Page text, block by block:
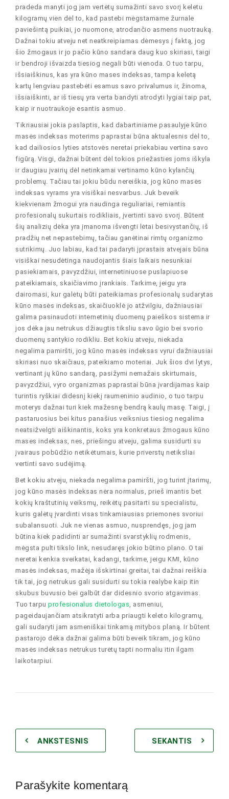
pradeda manyti jog jam vertėtų sumažinti savo svorį keletu
kilogramų vien dėl to, kad pastebi mėgstamame žurnale
paviešintą puikiai, jo nuomone, atrodančio asmens nuotrauką.
Dažnai tokiu atveju net neatkreipiamas dėmesys į faktą, jog
šio žmogaus ir jo pačio kūno sandara daug kuo skiriasi, taigi
ir bendroji išvaizda tiesiog negali būti vienoda. O tuo tarpu,
išsiaiškinus, kas yra kūno mases indeksas, tampa keletą
kartų lengviau pastebėti esamus savo privalumus ir, žinoma,
išsiaiškinti, ar iš tiesų yra verta bandyti atrodyti lygiai taip pat,
kaip ir nuotraukoje esantis asmuo.
Tikriausiai jokia paslaptis, kad dabartiniame pasaulyje kūno
masės indeksas moterims paprastai būna aktualesnis dėl to,
kad dailiosios lyties atstovės neretai priekabiau vertina savo
figūrą. Visgi, dažnai būtent dėl tokios priežasties joms iškyla
ir daugiau įvairių dėl netinkamai vertinamo kūno kylančių
problemų. Tačiau tai jokiu būdu nereiškia, jog kūno masės
indeksas vyrams yra visiškai nesvarbus. Juk beveik
kiekvienam žmogui yra naudinga reguliariai, remiantis
profesionalų sukurtais rodikliais, įvertinti savo svorį. Būtent
šių analizių dėka yra įmanoma išvengti lėtai besivystančių, iš
pradžių net nepastebimų, tačiau ganėtinai rimtų organizmo
sutrikimų. Juo labiau, kad tai padaryti įprastais atvejais būna
visiškai nesudėtinga naudojantis šiais laikais nesunkiai
pasiekiamais, pavyzdžiui, internetiniuose puslapiuose
pateikiamais, skaičiavimo įrankiais. Tarkime, jeigu yra
dairomasi, kur galėtų būti pateikiamas profesionalų sudarytas
kūno masės indeksas, skaičiuoklė jo atžvilgiu, dažniausiai
galima pasinaudoti internetinių duomenų paieškos sistema ir
jos dėka jau netrukus džiaugtis tiksliu savo ūgio bei svorio
duomenų santykio rodikliu. Bet kokiu atveju, niekada
negalima pamiršti, jog kūno masės indeksas vyrui dažniausiai
skiriasi nuo skaičiaus, pateikiamo moteriai. Juk šios dvi lytys,
vertinant jų kūno sandarą, pasižymi nemažais skirtumais,
pavyzdžiui, vyro organizmas paprastai būna įvardijamas kaip
turintis ryškiai didesnį kiekį raumeninio audinio, o tuo tarpu
moterys dažnai turi kiek mažesnę bendrą kaulų masę. Taigi, į
pastaruosius bei kitus panašius veiksnius tiesiog negalima
neatsižvelgti aiškinantis, koks yra konkretaus žmogaus kūno
mases indeksas, nes, priešingu atveju, galima susidurti su
įvairaus pobūdžio netikėtumais, kurie priverstų netiksliai
vertinti savo sudėjimą.
Bet kokiu atveju, niekada negalima pamiršti, jog turint įtarimų,
jog kūno masės indeksas nėra normalus, prieš imantis bet
kokių kraštutinių veiksmų, reikėtų pasitarti su specialistu,
kuris galėtų įvardinti visas tinkamiausias priemones svoriui
subalansuoti. Juk ne vienas asmuo, nusprendęs, jog jam
būtina kiek padidinti ar sumažinti svarstyklių rodmenis,
mėgsta pulti tikslo link, nesudaręs jokio būtino plano. O tai
neretai kenkia sveikatai, kadangi, tarkime, jeigu KMI, kūno
masės indeksas, mažėja išskirtinai greitai, tai dažnai reiškia
tik tai, jog netrukus gali susidurti su tokia realybe kaip itin
skubus buvusio bei galbūt dar didesnio svorio atgavimas.
Tuo tarpu profesionalus dietologas , asmeniui,
pageidaujančiam atsikratyti arba priaugti keleto kilogramų,
gali sudaryti jam asmeniškai tinkamą mitybos planą. Ir būtent
pastarojo dėka dažnai galima būti beveik tikram, jog kūno
masės indeksas netrukus turėtų tapti normaliu itin ilgam
laikotarpiui.
ANKSTESNIS SEKANTIS
Parašykite komentarą